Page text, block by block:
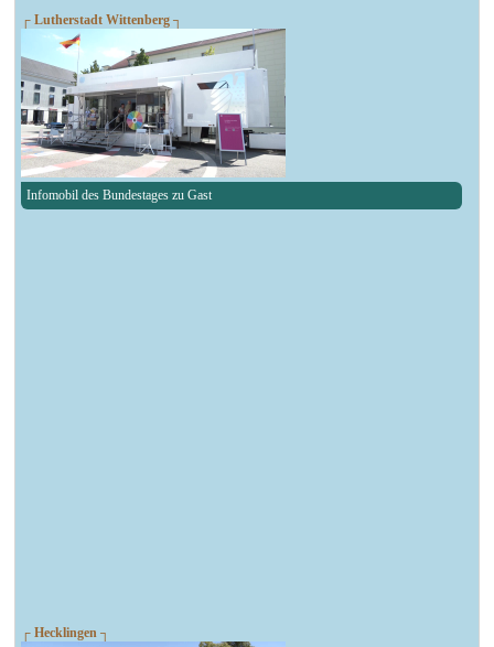
┌ Lutherstadt Wittenberg ┐
Infomobil des Bundestages zu Gast
┌ Hecklingen ┐